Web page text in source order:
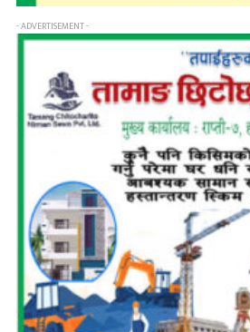
- ADVERTISEMENT -